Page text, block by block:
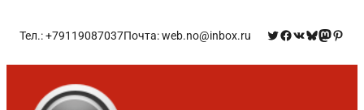
Тел.: +79119087037Почта: web.no@inbox.ru